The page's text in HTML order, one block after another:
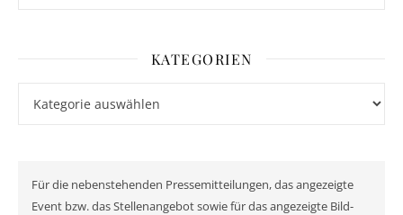
KATEGORIEN
Für die nebenstehenden Pressemitteilungen, das angezeigte
Event bzw. das Stellenangebot sowie für das angezeigte Bild-